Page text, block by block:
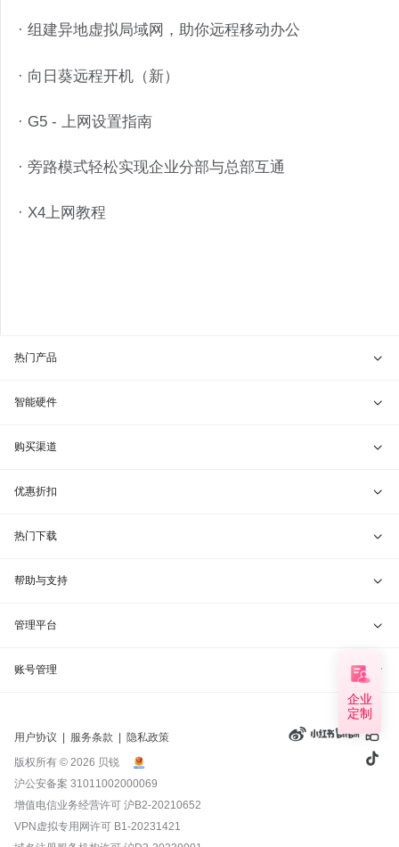
· 组建异地虚拟局域网，助你远程移动办公
· 向日葵远程开机（新）
· G5 - 上网设置指南
· 旁路模式轻松实现企业分部与总部互通
· X4上网教程
企业
定制
热门产品
贝锐向日葵 · 远程控制
贝锐蒲公英 · 异地组网
贝锐花生壳 · 动态域名
贝锐洋葱头 · 协作无间
智能硬件
贝锐向日葵硬件
贝锐蒲公英硬件
贝锐花生壳硬件
购买渠道
天猫旗舰店
京东旗舰店
优惠折扣
兑换码通道
教育公益折扣
热门下载
贝锐向日葵客户端
贝锐蒲公英客户端
贝锐花生壳客户端
帮助与支持
我要建议
我要投诉
钻石VIP
远程协助
报告漏洞
管理平台
贝锐向日葵管理
贝锐花生壳管理
贝锐洋葱头管理
域名管理
账号管理
账号信息
产品续费
我的订单
用户协议 服务条款
隐私政策
版权所有 © 2026 贝锐
沪公安备案 31011002000069
增值电信业务经营许可 沪B2-20210652
VPN虚拟专用网许可 B1-20231421